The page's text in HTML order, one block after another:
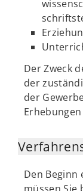
Der Zweck
der
der
Den Beginn